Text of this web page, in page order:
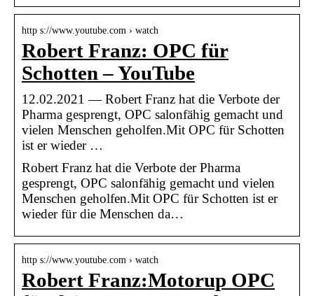
http s://www.youtube.com › watch
Robert Franz: OPC für
Schotten – YouTube
12.02.2021 — Robert Franz hat die Verbote der
Pharma gesprengt, OPC salonfähig gemacht und
vielen Menschen geholfen.Mit OPC für Schotten
ist er wieder …
Robert Franz hat die Verbote der Pharma
gesprengt, OPC salonfähig gemacht und vielen
Menschen geholfen.Mit OPC für Schotten ist er
wieder für die Menschen da…
http s://www.youtube.com › watch
Robert Franz:Motorup OPC